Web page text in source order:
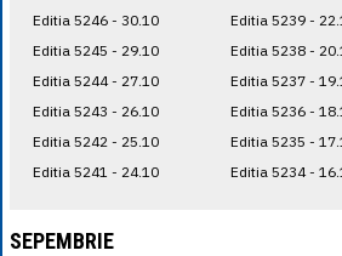
Editia 5246 - 30.10
Editia 5245 - 29.10
Editia 5244 - 27.10
Editia 5243 - 26.10
Editia 5242 - 25.10
Editia 5241 - 24.10
Editia 5239 -
Editia 5238 -
Editia 5237 -
Editia 5236 -
Editia 5235 -
Editia 5234 -
SEPEMBRIE